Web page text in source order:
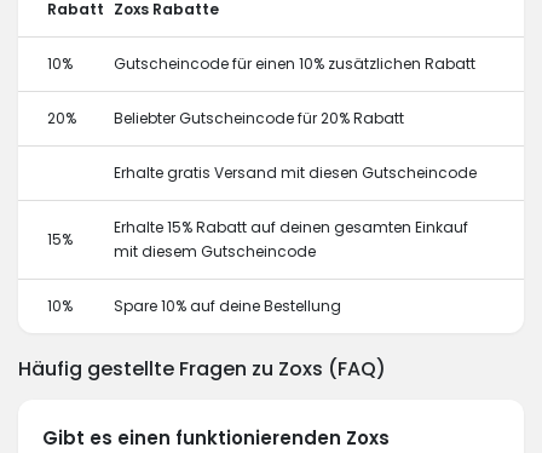
Rabatt Zoxs Rabatte
10% Gutscheincode für einen 10% zusätzlichen Rabatt
20% Beliebter Gutscheincode für 20% Rabatt
Erhalte gratis Versand mit diesen Gutscheincode
15%
Erhalte 15% Rabatt auf deinen gesamten Einkauf
mit diesem Gutscheincode
10% Spare 10% auf deine Bestellung
Häufig gestellte Fragen zu Zoxs (FAQ)
Gibt es einen funktionierenden Zoxs